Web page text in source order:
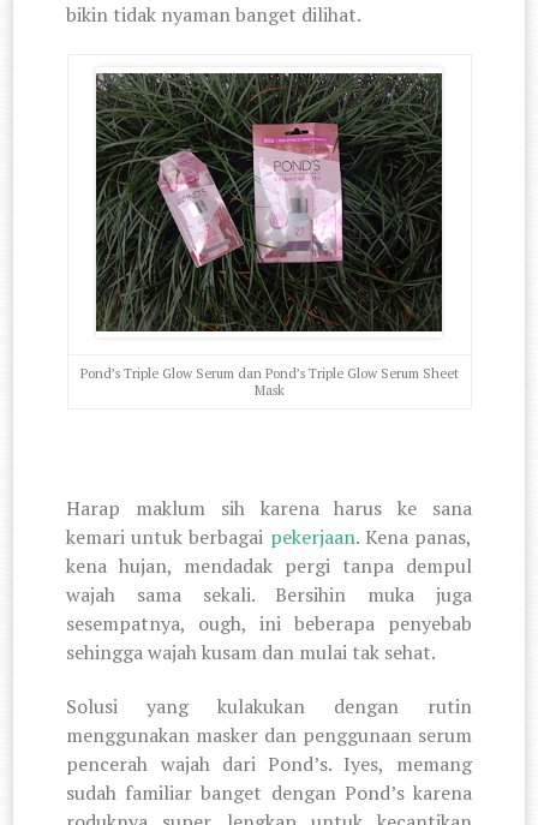
bikin tidak nyaman banget dilihat.
Pond’s Triple Glow Serum dan Pond’s Triple Glow Serum Sheet
Mask
Harap maklum sih karena harus ke sana
kemari untuk berbagai pekerjaan. Kena panas,
kena hujan, mendadak pergi tanpa dempul
wajah sama sekali. Bersihin muka juga
sesempatnya, ough, ini beberapa penyebab
sehingga wajah kusam dan mulai tak sehat.
Solusi yang kulakukan dengan rutin
menggunakan masker dan penggunaan serum
pencerah wajah dari Pond’s. Iyes, memang
sudah familiar banget dengan Pond’s karena